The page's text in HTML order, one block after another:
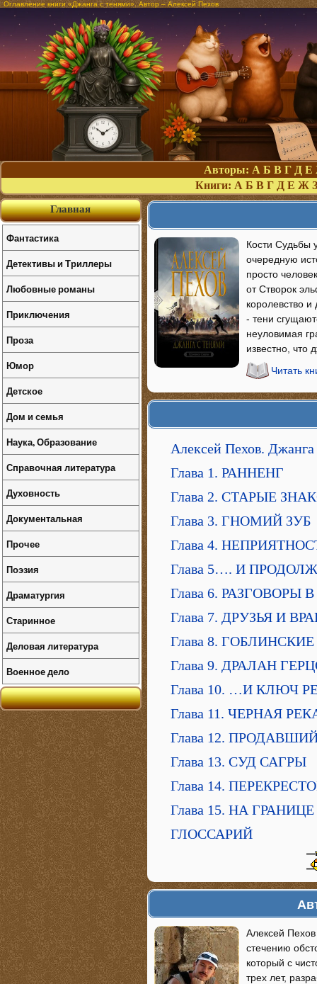
Оглавление книги «Джанга с тенями». Автор – Алексей Пехов
Авторы: А Б В Г Д Е
Книги: А Б В Г Д Е Ж З
Кости Судьбы
очередную
просто
от Створок
королевство
- тени
неуловимая
известно, что
Читать
Алексей Пехов.
Глава 1. РАННЕНГ
Глава 2. СТАРЫЕ
Глава 3. ГНОМИЙ ЗУБ
Глава 4.
Глава 5…. И
Глава 6. РАЗГОВОРЫ
Глава 7. ДРУЗЬЯ И
Глава 8.
Глава 9. ДРАЛАН
Глава 10. …И КЛЮЧ
Глава 11. ЧЕРНАЯ
Глава 12.
Глава 13. СУД САГРЫ
Глава 14.
Глава 15. НА ГРАНИЦЕ
ГЛОССАРИЙ
Алексей
стечению
который с
трех лет,
Главная
Фантастика
Детективы и Триллеры
Любовные романы
Приключения
Проза
Юмор
Детское
Дом и семья
Наука, Образование
Справочная литература
Духовность
Документальная
Прочее
Поэзия
Драматургия
Старинное
Деловая литература
Военное дело